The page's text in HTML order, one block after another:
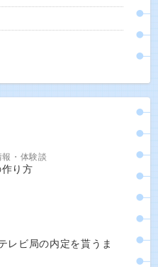
報・体験談
り方
レビ局の内定を貰うま